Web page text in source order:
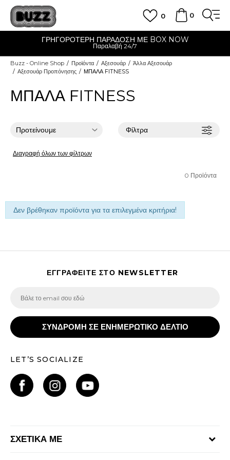
0
0
ΓΡΗΓΟΡΟΤΕΡΗ ΠΑΡΑΔΟΣΗ ΜΕ BOX NOW
Παραλαβή 24/7
Buzz - Online Shop Προϊόντα Αξεσουάρ
Άλλα Αξεσουάρ
Αξεσουάρ Προπόνησης
ΜΠΑΛΑ FITNESS
ΜΠΑΛΑ FITNESS
Φίλτρα
Διαγραφή όλων των φίλτρων
0 Προϊόντα
Δεν βρέθηκαν προϊόντα για τα επιλεγμένα κριτήρια!
ΕΓΓΡΑΦΕΙΤΕ ΣΤΟ NEWSLETTER
ΣΥΝΔΡΟΜΗ ΣΕ ΕΝΗΜΕΡΩΤΙΚΟ ΔΕΛΤΙΟ
LET’S SOCIALIZE
ΣΧΕΤΙΚΑ ΜΕ